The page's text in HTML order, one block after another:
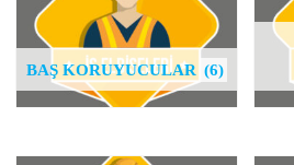
BAŞ KORUYUCULAR (6)